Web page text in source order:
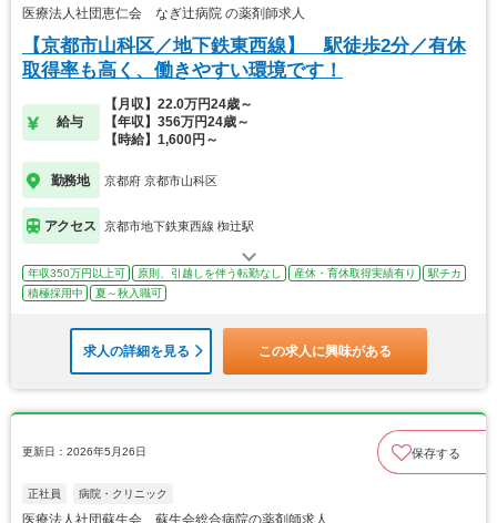
医療法人社団恵仁会 なぎ辻病院 の薬剤師求人
【京都市山科区／地下鉄東西線】 駅徒歩2分／有休
取得率も高く、働きやすい環境です！
給与
【月収】22.0万円24歳～
【年収】356万円24歳～
【時給】1,600円～
勤務地 京都府 京都市山科区
アクセス 京都市地下鉄東西線 椥辻駅
年収350万円以上可 原則、引越しを伴う転勤なし 産休・育休取得実績有り
駅チカ
積極採用中
夏～秋入職可
求人の詳細を見る この求人に興味がある
更新日：2026年5月26日 保存する
正社員 病院・クリニック
医療法人社団蘇生会 蘇生会総合病院の薬剤師求人